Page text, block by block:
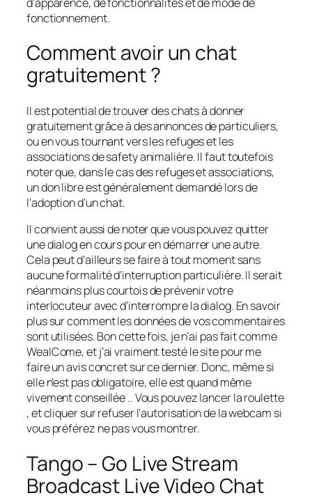
fonctionnement.
Comment avoir un chat
gratuitement ?
Il est potential de trouver des chats à donner
gratuitement grâce à des annonces de particuliers,
ou en vous tournant vers les refuges et les
associations de safety animalière. Il faut toutefois
noter que, dans le cas des refuges et associations,
un don libre est généralement demandé lors de
l'adoption d'un chat.
Il convient aussi de noter que vous pouvez quitter
une dialog en cours pour en démarrer une autre.
Cela peut d’ailleurs se faire à tout moment sans
aucune formalité d’interruption particulière. Il serait
néanmoins plus courtois de prévenir votre
interlocuteur avec d’interrompre la dialog. En savoir
plus sur comment les données de vos commentaires
sont utilisées. Bon cette fois, je n’ai pas fait comme
WealCome, et j’ai vraiment testé le site pour me
faire un avis concret sur ce dernier. Donc, même si
elle n’est pas obligatoire, elle est quand même
vivement conseillée .. Vous pouvez lancer la roulette
, et cliquer sur refuser l’autorisation de la webcam si
vous préférez ne pas vous montrer.
Tango – Go Live Stream
Broadcast Live Video Chat